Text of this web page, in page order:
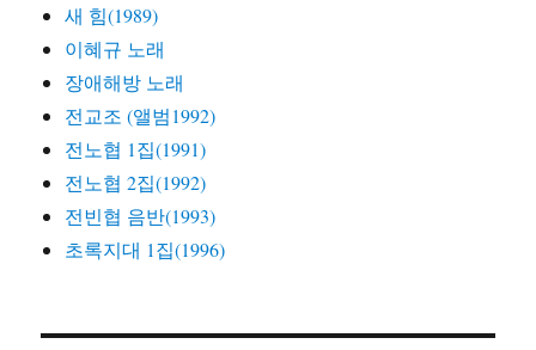
새 힘(1989)
이혜규 노래
장애해방 노래
전교조 (앨범1992)
전노협 1집(1991)
전노협 2집(1992)
전빈협 음반(1993)
초록지대 1집(1996)